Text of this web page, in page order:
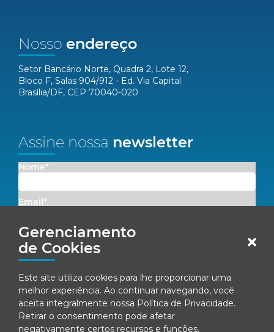
Gerenciamento
de Cookies
Este site utiliza cookies para lhe proporcionar uma
melhor experiência. Ao continuar navegando, você
aceita integralmente nossa Política de Privacidade.
Retirar o consentimento pode afetar
negativamente certos recursos e funções.
Nosso endereço
Setor Bancário Norte, Quadra 2, Lote 12,
Bloco F, Salas 904/912 - Ed. Via Capital
Brasília/DF, CEP 70040-020
Assine nossa newsletter
Nome*
Email*
Concordo em receber comunicações da Fenacon.
Ao se inscrever, você concorda com nossaPolítica de Privacidade